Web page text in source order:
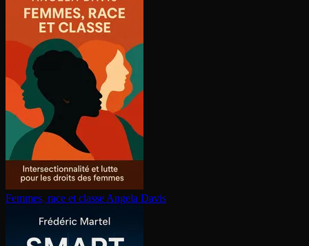
Femmes, race et classe Angela Davis